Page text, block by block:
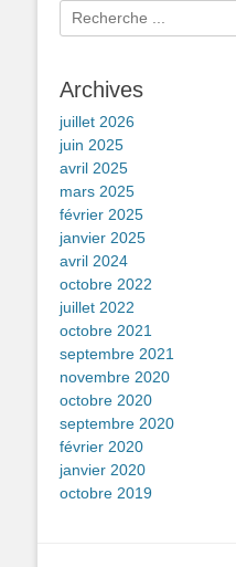
Rechercher :
Archives
juillet 2026
juin 2025
avril 2025
mars 2025
février 2025
janvier 2025
avril 2024
octobre 2022
juillet 2022
octobre 2021
septembre 2021
novembre 2020
octobre 2020
septembre 2020
février 2020
janvier 2020
octobre 2019